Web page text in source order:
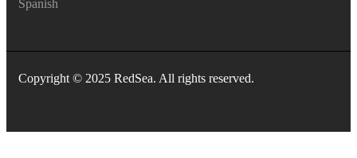
Spanish
Copyright © 2025 RedSea. All rights reserved.